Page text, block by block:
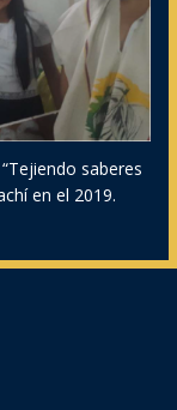
saberes
en el 2019.